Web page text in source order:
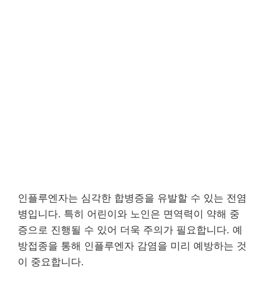
인플루엔자는 심각한 합병증을 유발할 수 있는 전염
병입니다. 특히 어린이와 노인은 면역력이 약해 중
증으로 진행될 수 있어 더욱 주의가 필요합니다. 예
방접종을 통해 인플루엔자 감염을 미리 예방하는 것
이 중요합니다.